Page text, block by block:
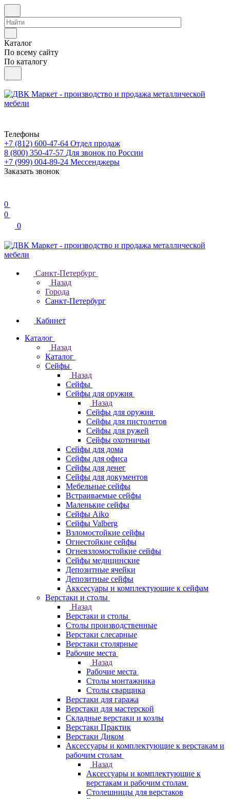
Каталог
По всему сайту
По каталогу
Телефоны
+7 (812) 600-47-64 Отдел продаж
8 (800) 350-47-57 Для звонок по России
+7 (999) 004-89-24 Мессенджеры
Заказать звонок
0
0
0
Санкт-Петербург
Назад
Города
Санкт-Петербург
Кабинет
Каталог
Назад
Каталог
Cейфы
Назад
Cейфы
Cейфы для оружия
Назад
Cейфы для оружия
Сейфы для пистолетов
Сейфы для ружей
Сейфы охотничьи
Cейфы для дома
Cейфы для офиса
Сейфы для денег
Сейфы для документов
Мебельные сейфы
Встраиваемые сейфы
Маленькие сейфы
Сейфы Aiko
Сейфы Valberg
Взломостойкие сейфы
Огнестойкие сейфы
Огневзломостойкие сейфы
Сейфы медицинские
Депозитные ячейки
Депозитные сейфы
Акксесуары и комплектующие к сейфам
Верстаки и столы
Назад
Верстаки и столы
Столы производственные
Верстаки слесарные
Верстаки столярные
Рабочие места
Назад
Рабочие места
Столы монтажника
Столы сварщика
Верстаки для гаража
Верстаки для мастерской
Складные верстаки и козлы
Верстаки Практик
Верстаки Диком
Аксессуары и комплектующие к верстакам и
рабочим столам
Назад
Аксессуары и комплектующие к
верстакам и рабочим столам
Столешницы для верстаков